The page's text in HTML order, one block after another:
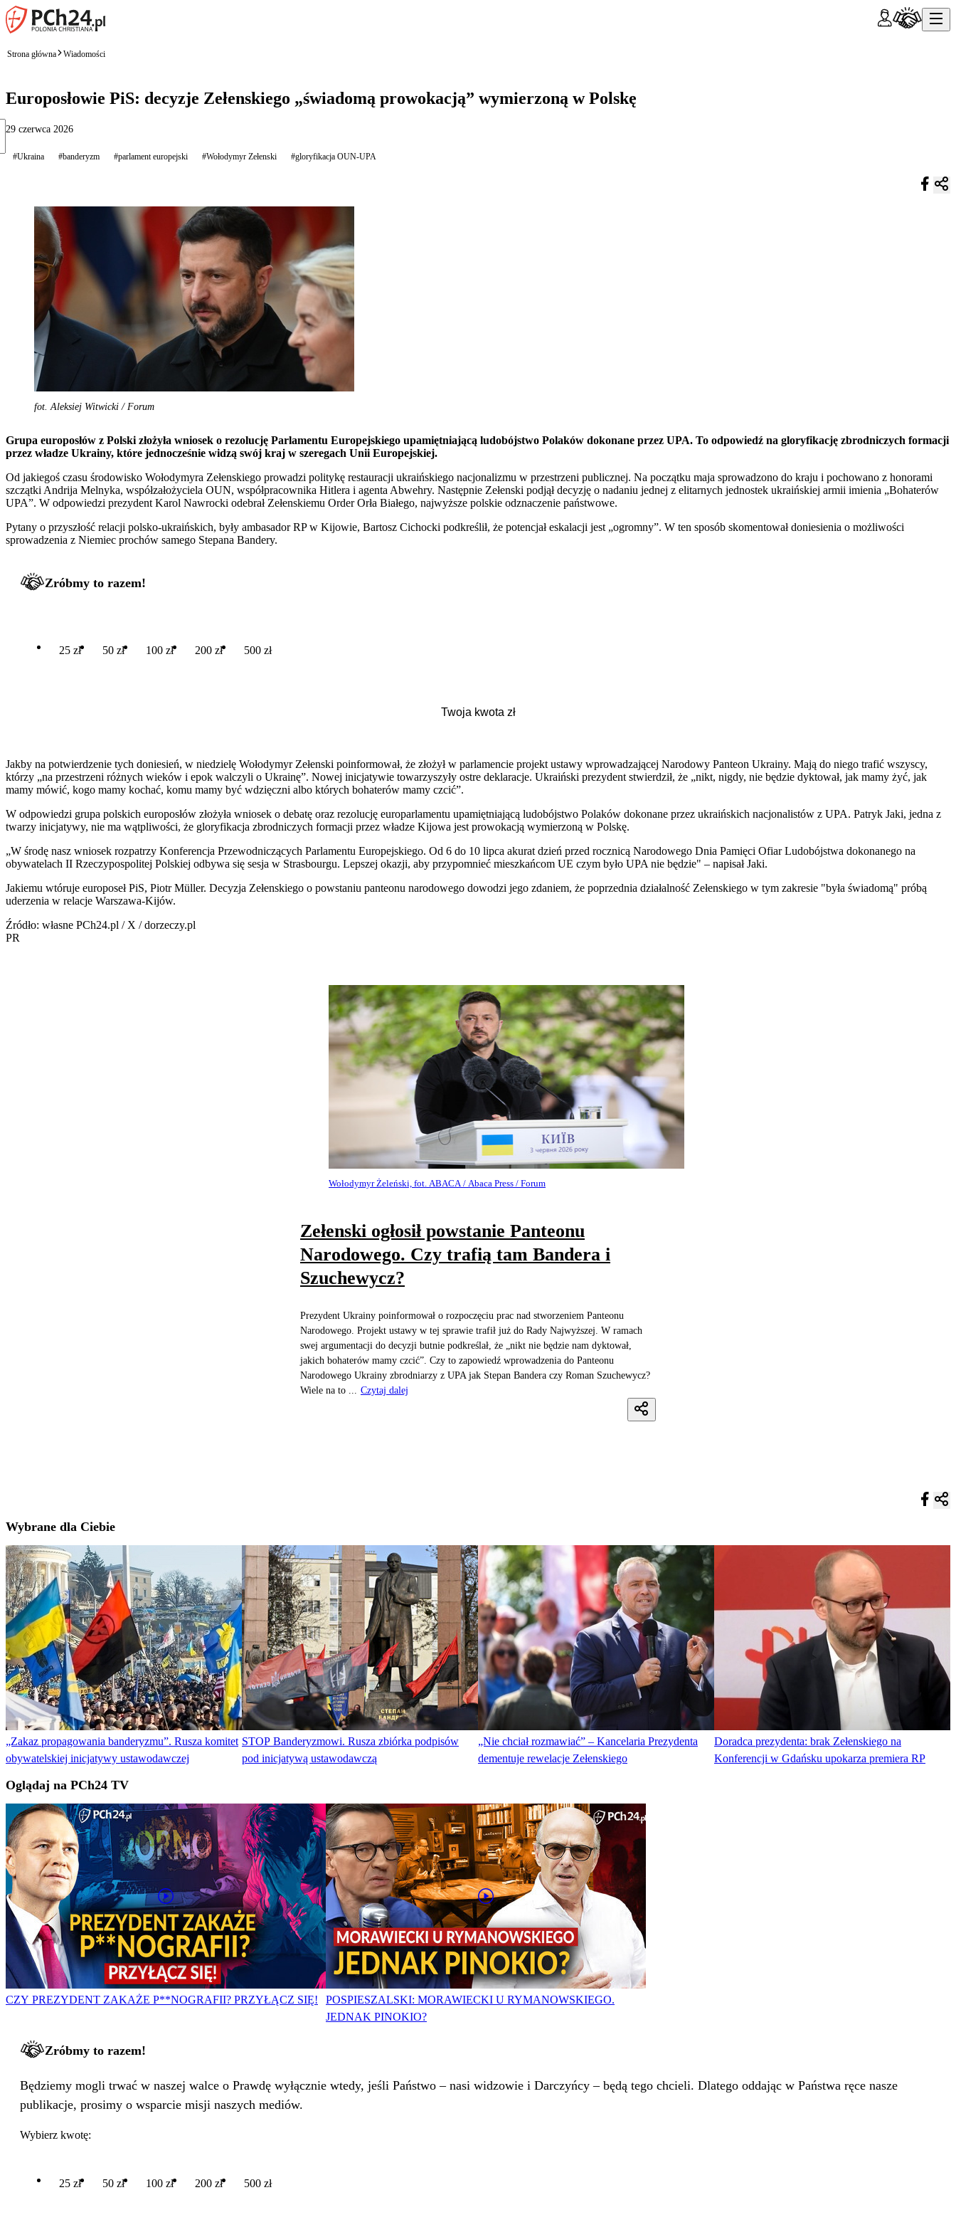
Strona główna Wiadomości
Europosłowie PiS: decyzje Zełenskiego „świadomą prowokacją” wymierzoną w Polskę
29 czerwca 2026
#Ukraina #banderyzm #parlament europejski #Wołodymyr Zełenski #gloryfikacja OUN-UPA
fot. Aleksiej Witwicki / Forum
Grupa europosłów z Polski złożyła wniosek o rezolucję Parlamentu Europejskiego upamiętniającą ludobójstwo Polaków dokonane przez UPA. To odpowiedź na gloryfikację zbrodniczych formacji
przez władze Ukrainy, które jednocześnie widzą swój kraj w szeregach Unii Europejskiej.
Od jakiegoś czasu środowisko Wołodymyra Zełenskiego prowadzi politykę restauracji ukraińskiego nacjonalizmu w przestrzeni publicznej. Na początku maja sprowadzono do kraju i pochowano z honorami
szczątki Andrija Melnyka, współzałożyciela OUN, współpracownika Hitlera i agenta Abwehry. Następnie Zełenski podjął decyzję o nadaniu jednej z elitarnych jednostek ukraińskiej armii imienia „Bohaterów
UPA”. W odpowiedzi prezydent Karol Nawrocki odebrał Zełenskiemu Order Orła Białego, najwyższe polskie odznaczenie państwowe.
Pytany o przyszłość relacji polsko-ukraińskich, były ambasador RP w Kijowie, Bartosz Cichocki podkreślił, że potencjał eskalacji jest „ogromny”. W ten sposób skomentował doniesienia o możliwości
sprowadzenia z Niemiec prochów samego Stepana Bandery.
Zróbmy to razem!
25 zł 50 zł 100 zł 200 zł 500 zł
Jakby na potwierdzenie tych doniesień, w niedzielę Wołodymyr Zełenski poinformował, że złożył w parlamencie projekt ustawy wprowadzającej Narodowy Panteon Ukrainy. Mają do niego trafić wszyscy,
którzy „na przestrzeni różnych wieków i epok walczyli o Ukrainę”. Nowej inicjatywie towarzyszyły ostre deklaracje. Ukraiński prezydent stwierdził, że „nikt, nigdy, nie będzie dyktował, jak mamy żyć, jak
mamy mówić, kogo mamy kochać, komu mamy być wdzięczni albo których bohaterów mamy czcić”.
W odpowiedzi grupa polskich europosłów złożyła wniosek o debatę oraz rezolucję europarlamentu upamiętniającą ludobójstwo Polaków dokonane przez ukraińskich nacjonalistów z UPA. Patryk Jaki, jedna z
twarzy inicjatywy, nie ma wątpliwości, że gloryfikacja zbrodniczych formacji przez władze Kijowa jest prowokacją wymierzoną w Polskę.
„W środę nasz wniosek rozpatrzy Konferencja Przewodniczących Parlamentu Europejskiego. Od 6 do 10 lipca akurat dzień przed rocznicą Narodowego Dnia Pamięci Ofiar Ludobójstwa dokonanego na
obywatelach II Rzeczypospolitej Polskiej odbywa się sesja w Strasbourgu. Lepszej okazji, aby przypomnieć mieszkańcom UE czym było UPA nie będzie" – napisał Jaki.
Jakiemu wtóruje europoseł PiS, Piotr Müller. Decyzja Zełenskiego o powstaniu panteonu narodowego dowodzi jego zdaniem, że poprzednia działalność Zełenskiego w tym zakresie "była świadomą" próbą
uderzenia w relacje Warszawa-Kijów.
Źródło: własne PCh24.pl / X / dorzeczy.pl
PR
Wołodymyr Żeleński, fot. ABACA / Abaca Press / Forum
Zełenski ogłosił powstanie Panteonu
Narodowego. Czy trafią tam Bandera i
Szuchewycz?
Prezydent Ukrainy poinformował o rozpoczęciu prac nad stworzeniem Panteonu
Narodowego. Projekt ustawy w tej sprawie trafił już do Rady Najwyższej. W ramach
swej argumentacji do decyzji butnie podkreślał, że „nikt nie będzie nam dyktował,
jakich bohaterów mamy czcić”. Czy to zapowiedź wprowadzenia do Panteonu
Narodowego Ukrainy zbrodniarzy z UPA jak Stepan Bandera czy Roman Szuchewycz?
Wiele na to ...
Czytaj dalej
Wybrane dla Ciebie
„Zakaz propagowania banderyzmu”. Rusza komitet
obywatelskiej inicjatywy ustawodawczej
STOP Banderyzmowi. Rusza zbiórka podpisów
pod inicjatywą ustawodawczą
„Nie chciał rozmawiać” – Kancelaria Prezydenta
dementuje rewelacje Zełenskiego
Doradca prezydenta: brak Zełenskiego na
Konferencji w Gdańsku upokarza premiera RP
Oglądaj na PCh24 TV
CZY PREZYDENT ZAKAŻE P**NOGRAFII? PRZYŁĄCZ SIĘ!
POSPIESZALSKI: MORAWIECKI U RYMANOWSKIEGO.
JEDNAK PINOKIO?
Zróbmy to razem!
Będziemy mogli trwać w naszej walce o Prawdę wyłącznie wtedy, jeśli Państwo – nasi widzowie i Darczyńcy – będą tego chcieli. Dlatego oddając w Państwa ręce nasze
publikacje, prosimy o wsparcie misji naszych mediów.
Wybierz kwotę:
25 zł 50 zł 100 zł 200 zł 500 zł